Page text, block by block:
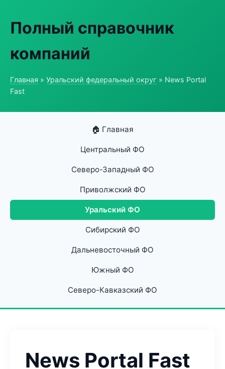
Полный справочник
компаний
Главная » Уральский федеральный округ » News Portal
Fast
🏠 Главная
Центральный ФО
Северо-Западный ФО
Приволжский ФО
Уральский ФО
Сибирский ФО
Дальневосточный ФО
Южный ФО
Северо-Кавказский ФО
News Portal Fast